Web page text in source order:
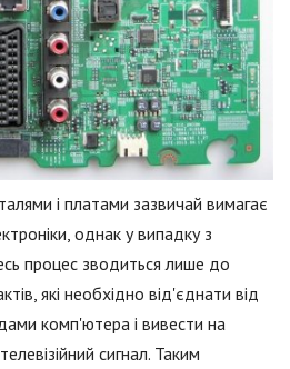
і платами зазвичай вимагає
однак у випадку з
процес зводиться лише до
які необхідно від'єднати від
комп'ютера і вивести на
сигнал. Таким